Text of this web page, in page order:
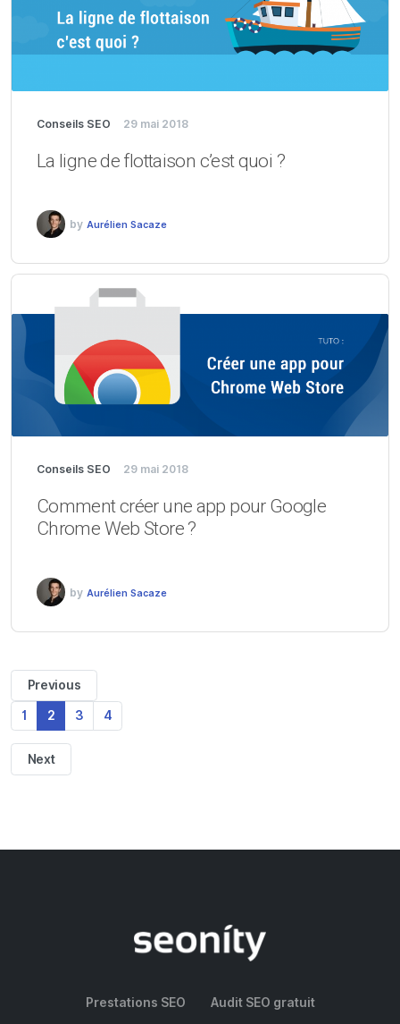
Conseils SEO 29 mai 2018
La ligne de flottaison c’est quoi ?
by Aurélien Sacaze
Conseils SEO 29 mai 2018
Comment créer une app pour Google
Chrome Web Store ?
by Aurélien Sacaze
Previous
1 2 3 4
Next
Prestations SEO Audit SEO gratuit